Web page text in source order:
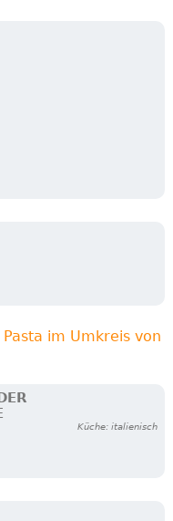
im Umkreis von
Küche: italienisch